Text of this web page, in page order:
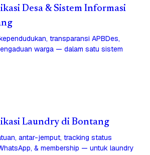
Desa & Sistem Informasi
transparansi APBDes,
warga — dalam satu sistem
Laundry di Bontang
antar-jemput, tracking status
& membership — untuk laundry